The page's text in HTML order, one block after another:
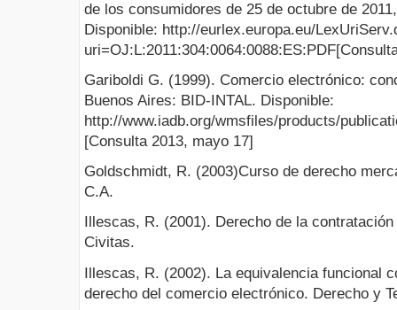
de los consumidores de 25 de octubre de
Disponible: http://eurlex.europa.eu/
Gariboldi G. (1999). Comercio electrónico:
Buenos Aires: BID-INTAL. Disponible:
http://www.iadb.org/wmsfiles/products/
[Consulta 2013, mayo 17]
Goldschmidt, R. (2003)Curso de derecho
C.A.
Illescas, R. (2001). Derecho de la
Civitas.
Illescas, R. (2002). La equivalencia funcional
derecho del comercio electrónico. Derecho y